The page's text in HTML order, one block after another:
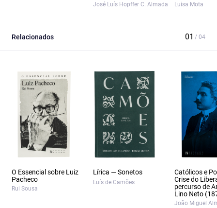
José Luís Hopffer C. Almada Luisa Mota
Relacionados
O Essencial sobre Luiz
Pacheco
Rui Sousa
Lírica — Sonetos
Luís de Camões
Católicos e
Crise do
percurso de
Lino Neto
João Miguel